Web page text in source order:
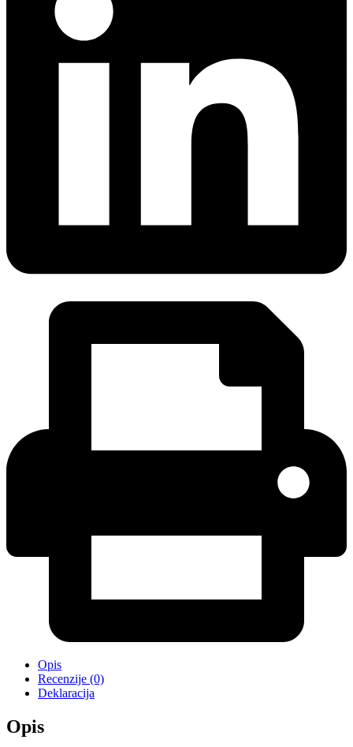
Opis
Recenzije (0)
Deklaracija
Opis